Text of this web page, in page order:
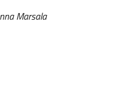
Marsala